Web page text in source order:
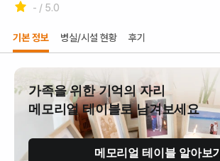
- / 5.0
기본 정보 병실/시설 현황 후기
가족을 위한 기억의 자리
메모리얼 테이블로 남겨보세요
메모리얼 테이블 알아보기